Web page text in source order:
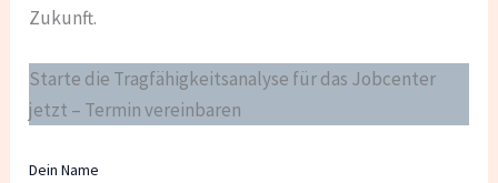
Zukunft.
Starte die Tragfähigkeitsanalyse für das Jobcenter
jetzt – Termin vereinbaren
Dein Name